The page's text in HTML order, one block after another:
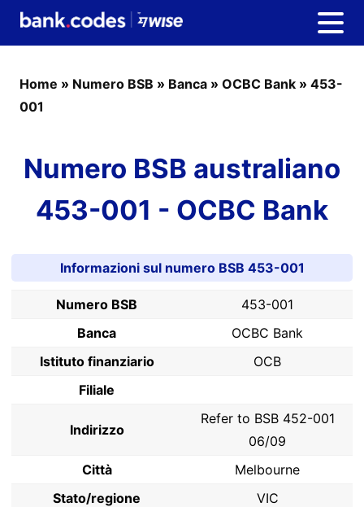
Home » Numero BSB » Banca » OCBC Bank » 453-
001
Numero BSB australiano
453-001 - OCBC Bank
Informazioni sul numero BSB 453-001
Numero BSB
453-001
Banca
OCBC Bank
Istituto finanziario
OCB
Filiale
Indirizzo
Refer to BSB 452-001
06/09
Città
Melbourne
Stato/regione
VIC